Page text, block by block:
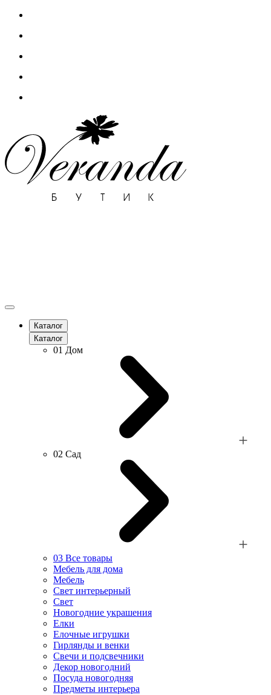
Каталог
Каталог
01 Дом
02 Сад
03 Все товары
Мебель для дома
Мебель
Свет интерьерный
Свет
Новогодние украшения
Елки
Елочные игрушки
Гирлянды и венки
Свечи и подсвечники
Декор новогодний
Посуда новогодняя
Предметы интерьера